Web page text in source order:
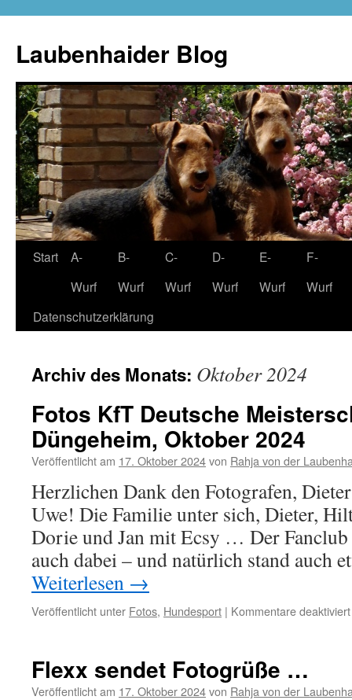
springen
Laubenhaider Blog
Start
A-
Wurf
B-
Wurf
C-
Wurf
D-
Wurf
E-
Wurf
F-
Wurf
Datenschutzerklärung
Archiv des Monats: Oktober 2024
Fotos KfT Deutsche
Düngeheim, Oktober 2024
Veröffentlicht am 17. Oktober 2024von Rahja von der
Herzlichen Dank den Fotografen,
Uwe! Die Familie unter sich, Dieter,
Dorie und Jan mit Ecsy … Der
auch dabei – und natürlich stand auch
Weiterlesen →
Veröffentlicht unter Fotos, Hundesport | Kommentare deaktiviert
Flexx sendet Fotogrüße …
Veröffentlicht am 17. Oktober 2024von Rahja von der